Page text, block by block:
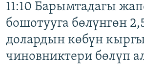
салыңызКЫРГЫЗСТАН
ДҮЙНӨ
УКРАИНА
11:10 Барымтадагы
бошотууга бөлүнгөн
долардын көбүн
чиновниктери бөлүп